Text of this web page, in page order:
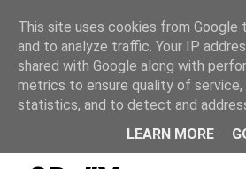
Portugal
This site uses cookies from Google
and to analyze traffic. Your IP
shared with Google along with
metrics to ensure quality of service,
statistics, and to detect and
LEARN MORE